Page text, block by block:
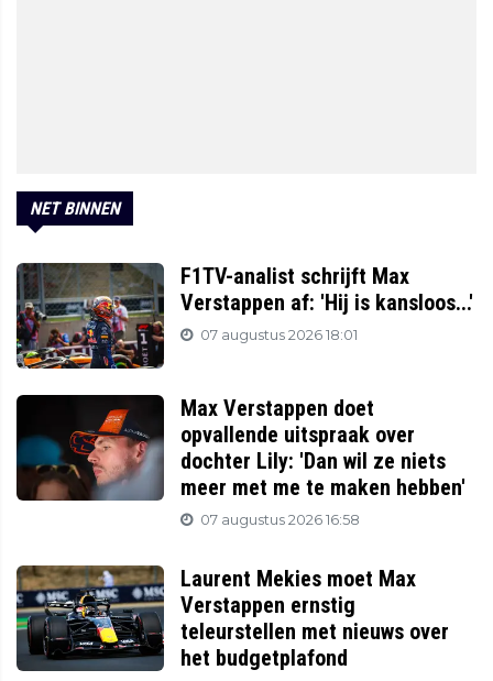
NET BINNEN
F1TV-analist schrijft Max
Verstappen af: 'Hij is kansloos...'
07 augustus 2026 18:01
Max Verstappen doet
opvallende uitspraak over
dochter Lily: 'Dan wil ze niets
meer met me te maken hebben'
07 augustus 2026 16:58
Laurent Mekies moet Max
Verstappen ernstig
teleurstellen met nieuws over
het budgetplafond